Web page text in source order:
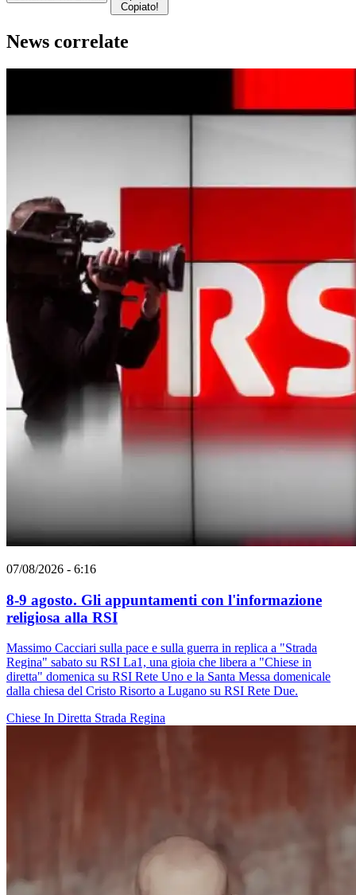
Copiato!
News correlate
07/08/2026 - 6:16
8-9 agosto. Gli appuntamenti con l'informazione
religiosa alla RSI
Massimo Cacciari sulla pace e sulla guerra in replica a "Strada
Regina" sabato su RSI La1, una gioia che libera a "Chiese in
diretta" domenica su RSI Rete Uno e la Santa Messa domenicale
dalla chiesa del Cristo Risorto a Lugano su RSI Rete Due.
Chiese In Diretta Strada Regina